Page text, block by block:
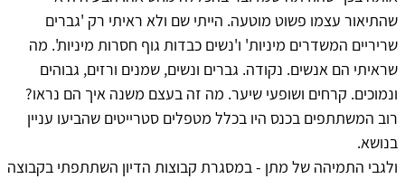
שהתיאור עצמו פשוט מוטעה. הייתי שם ולא ראיתי רק 'גברים
שריריים המשדרים מיניות' ו'נשים כבדות גוף חסרות מיניות'. מה
שראיתי הם אנשים. נקודה. גברים ונשים, שמנים ורזים, גבוהים
ונמוכים. קרחים ושופעי שיער. מה זה בעצם משנה איך הם נראו?
רוב המשתתפים בכנס היו בכלל מטפלים סטרייטים שהביעו עניין
בנושא.
ולגבי התמיהה של מתן - במסגרת קבוצות הדיון השתתפתי בקבוצה